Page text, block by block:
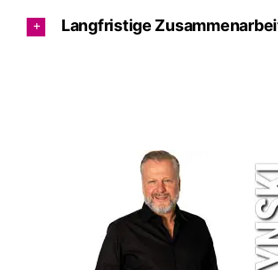
Langfristige